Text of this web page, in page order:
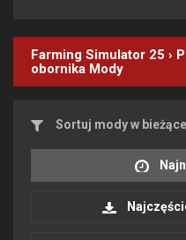
Farming Simulator 25 ›
obornika Mody
Sortuj mody w